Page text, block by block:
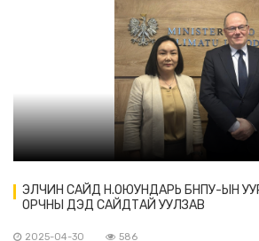
ЭЛЧИН САЙД Н.ОЮУНДАРЬ БНПУ-ЫН
ОРЧНЫ ДЭД САЙДТАЙ УУЛЗАВ
2025-04-30 586